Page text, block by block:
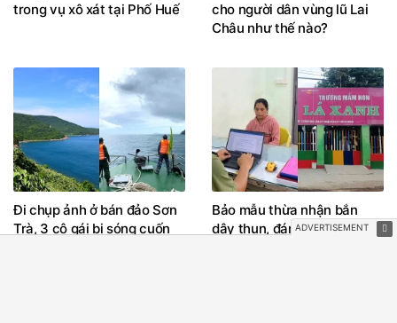
trong vụ xô xát tại Phố Huế
cho người dân vùng lũ Lai
Châu như thế nào?
Đi chụp ảnh ở bán đảo Sơn
Trà, 3 cô gái bị sóng cuốn
Bảo mẫu thừa nhận bắn
dây thun, đánh 2 trẻ mầm